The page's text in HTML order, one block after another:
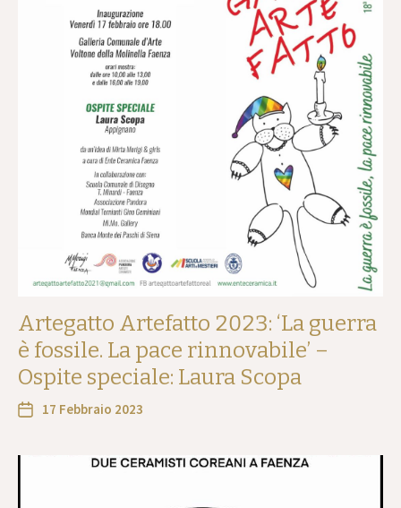
Artegatto Artefatto 2023: ‘La guerra
è fossile. La pace rinnovabile’ –
Ospite speciale: Laura Scopa
17 Febbraio 2023